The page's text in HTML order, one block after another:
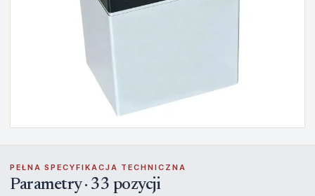
PEŁNA SPECYFIKACJA TECHNICZNA
Parametry · 33 pozycji